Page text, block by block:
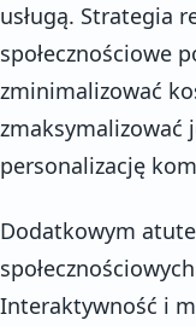
usługą. Strategia
społecznościowe
zminimalizować
zmaksymalizować
personalizację
Dodatkowym
Interaktywność i